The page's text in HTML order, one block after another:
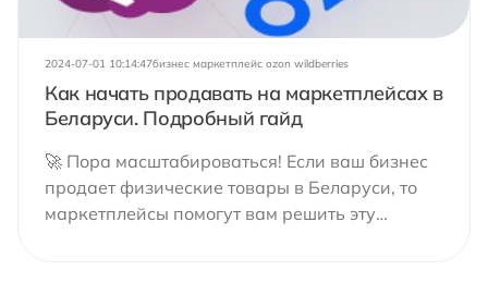
2024-07-01 10:14:47бизнес маркетплейс ozon wildberries
Как начать продавать на маркетплейсах в
Беларуси. Подробный гайд
🚀 Пора масштабироваться! Если ваш бизнес
продает физические товары в Беларуси, то
маркетплейсы помогут вам решить эту